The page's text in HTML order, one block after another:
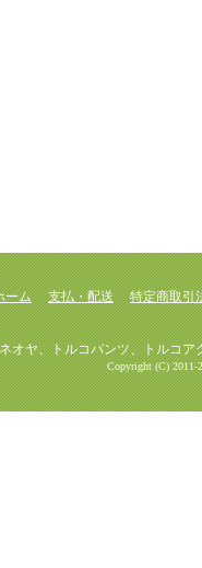
ーム 支払・配送 特定商取引
トルコパンツ、トルコアク
Copyright (C) 2011-